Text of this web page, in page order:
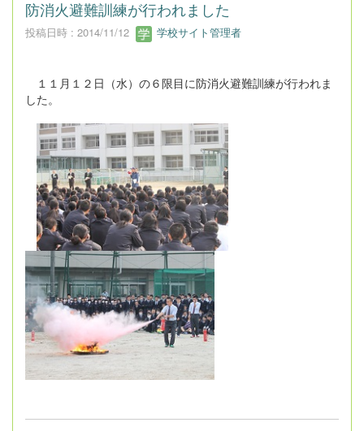
防消火避難訓練が行われました
投稿日時 : 2014/11/12 学校サイト管理者
１１月１２日（水）の６限目に防消火避難訓練が行われま
した。